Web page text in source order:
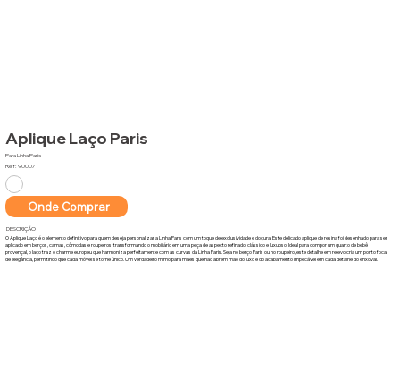
Aplique Laço Paris
Para Linha Paris
Ref: 90007
Onde Comprar
DESCRIÇÃO
O Aplique Laço é o elemento definitivo para quem deseja personalizar a Linha Paris com um toque de exclusividade e doçura. Este delicado aplique de resina foi desenhado para ser
aplicado em berços, camas, cômodas e roupeiros, transformando o mobiliário em uma peça de aspecto refinado, clássico e luxuoso. Ideal para compor um quarto de bebê
provençal, o laço traz o charme europeu que harmoniza perfeitamente com as curvas da Linha Paris. Seja no berço Paris ou no roupeiro, este detalhe em relevo cria um ponto focal
de elegância, permitindo que cada móvel se torne único. Um verdadeiro mimo para mães que não abrem mão do luxo e do acabamento impecável em cada detalhe do enxoval.